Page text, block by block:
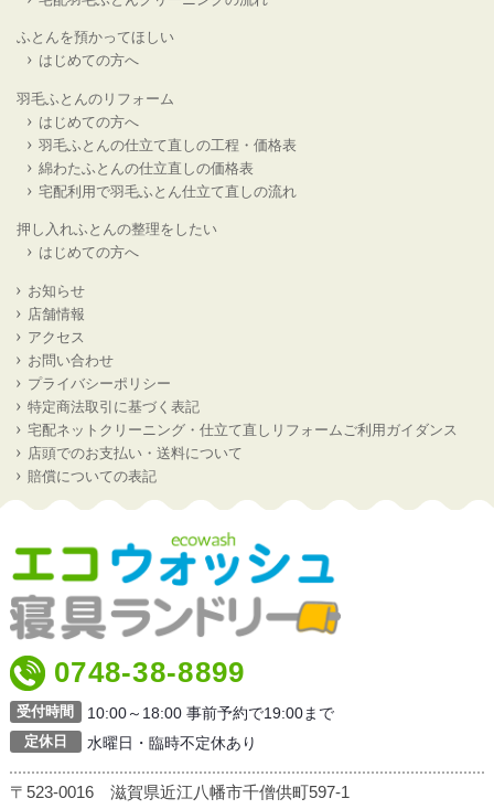
ふとんを預かってほしい
はじめての方へ
羽毛ふとんのリフォーム
はじめての方へ
羽毛ふとんの仕立て直しの工程・価格表
綿わたふとんの仕立直しの価格表
宅配利用で羽毛ふとん仕立て直しの流れ
押し入れふとんの整理をしたい
はじめての方へ
お知らせ
店舗情報
アクセス
お問い合わせ
プライバシーポリシー
特定商法取引に基づく表記
宅配ネットクリーニング・仕立て直しリフォームご利用ガイダンス
店頭でのお支払い・送料について
賠償についての表記
0748-38-8899
受付時間 10:00～18:00 事前予約で19:00まで
定休日 水曜日・臨時不定休あり
〒523-0016 滋賀県近江八幡市千僧供町597-1